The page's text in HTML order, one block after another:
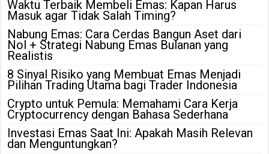
Waktu Terbaik Membeli Emas: Kapan Harus
Masuk agar Tidak Salah Timing?
Nabung Emas: Cara Cerdas Bangun Aset dari
Nol + Strategi Nabung Emas Bulanan yang
Realistis
8 Sinyal Risiko yang Membuat Emas Menjadi
Pilihan Trading Utama bagi Trader Indonesia
Crypto untuk Pemula: Memahami Cara Kerja
Cryptocurrency dengan Bahasa Sederhana
Investasi Emas Saat Ini: Apakah Masih Relevan
dan Menguntungkan?